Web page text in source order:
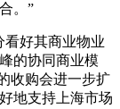
。”
看好其商业物业
的协同商业模
收购会进一步扩
地支持上海市场